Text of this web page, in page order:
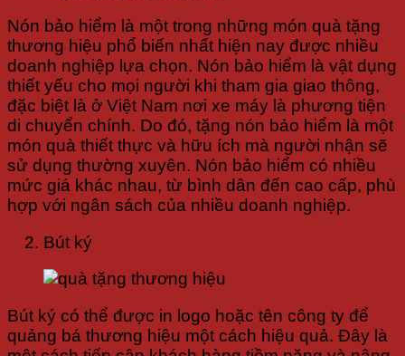
Nón bảo hiểm là một trong những món quà tặng
thương hiệu phổ biến nhất hiện nay được nhiều
doanh nghiệp lựa chọn. Nón bảo hiểm là vật dụng
thiết yếu cho mọi người khi tham gia giao thông,
đặc biệt là ở Việt Nam nơi xe máy là phương tiện
di chuyển chính. Do đó, tặng nón bảo hiểm là một
món quà thiết thực và hữu ích mà người nhận sẽ
sử dụng thường xuyên. Nón bảo hiểm có nhiều
mức giá khác nhau, từ bình dân đến cao cấp, phù
hợp với ngân sách của nhiều doanh nghiệp.
Bút ký
Bút ký có thể được in logo hoặc tên công ty để
quảng bá thương hiệu một cách hiệu quả. Đây là